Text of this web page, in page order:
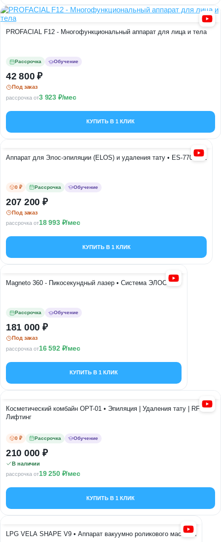
PROFACIAL F12 - Многофункциональный аппарат для лица и тела
Рассрочка Обучение
42 800
Под заказ
рассрочка от3 923 /мес
КУПИТЬ В 1 КЛИК
Аппарат для Элос-эпиляции (ELOS) и удаления тату • ES-770 2in1
0 ₽ Рассрочка Обучение
207 200
Под заказ
рассрочка от18 993 /мес
КУПИТЬ В 1 КЛИК
Magneto 360 - Пикосекундный лазер • Система ЭЛОС • RF
Рассрочка Обучение
181 000
Под заказ
рассрочка от16 592 /мес
КУПИТЬ В 1 КЛИК
Косметический комбайн OPT-01 • Эпиляция | Удаления тату | RF -
Лифтинг
0 ₽ Рассрочка Обучение
210 000
В наличии
рассрочка от19 250 /мес
КУПИТЬ В 1 КЛИК
LPG VELA SHAPE V9 • Аппарат вакуумно роликового массажа